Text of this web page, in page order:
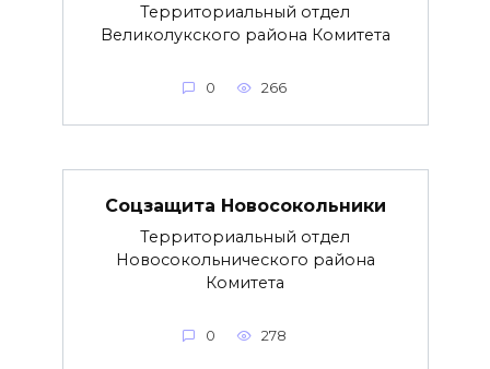
Территориальный отдел
Великолукского района Комитета
0 266
Соцзащита Новосокольники
Территориальный отдел
Новосокольнического района
Комитета
0 278